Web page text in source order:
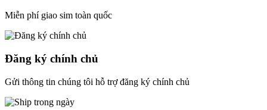
Miễn phí giao sim toàn quốc
Đăng ký chính chủ
Gửi thông tin chúng tôi hỗ trợ đăng ký chính chủ